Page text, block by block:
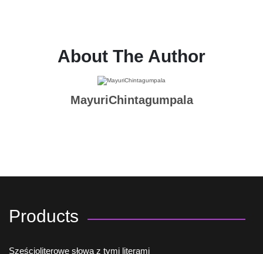
About The Author
MayuriChintagumpala
Products
Sześcioliterowe słowa z tymi literami